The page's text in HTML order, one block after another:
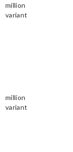
million
variant
million
variant